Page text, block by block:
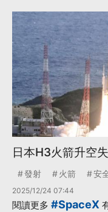
日本H3火箭升空
發射 火箭 安
2025/12/24 07:44
閱讀更多 #SpaceX